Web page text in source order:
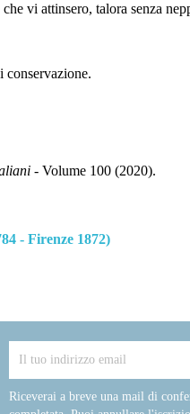
vi attinsero, talora senza
conservazione.
- Volume 100 (2020).
- Firenze 1872)
Riceverai a breve una mail di